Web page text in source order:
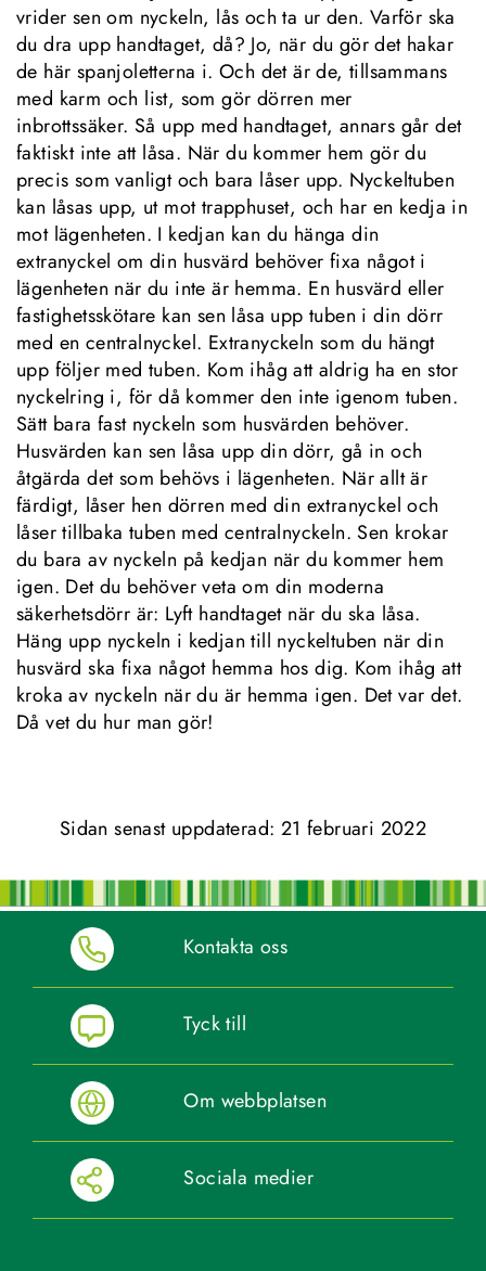
vrider sen om nyckeln, lås och ta ur den. Varför ska
du dra upp handtaget, då? Jo, när du gör det hakar
de här spanjoletterna i. Och det är de, tillsammans
med karm och list, som gör dörren mer
inbrottssäker. Så upp med handtaget, annars går det
faktiskt inte att låsa. När du kommer hem gör du
precis som vanligt och bara låser upp. Nyckeltuben
kan låsas upp, ut mot trapphuset, och har en kedja in
mot lägenheten. I kedjan kan du hänga din
extranyckel om din husvärd behöver fixa något i
lägenheten när du inte är hemma. En husvärd eller
fastighetsskötare kan sen låsa upp tuben i din dörr
med en centralnyckel. Extranyckeln som du hängt
upp följer med tuben. Kom ihåg att aldrig ha en stor
nyckelring i, för då kommer den inte igenom tuben.
Sätt bara fast nyckeln som husvärden behöver.
Husvärden kan sen låsa upp din dörr, gå in och
åtgärda det som behövs i lägenheten. När allt är
färdigt, låser hen dörren med din extranyckel och
låser tillbaka tuben med centralnyckeln. Sen krokar
du bara av nyckeln på kedjan när du kommer hem
igen. Det du behöver veta om din moderna
säkerhetsdörr är: Lyft handtaget när du ska låsa.
Häng upp nyckeln i kedjan till nyckeltuben när din
husvärd ska fixa något hemma hos dig. Kom ihåg att
kroka av nyckeln när du är hemma igen. Det var det.
Då vet du hur man gör!
Sidan senast uppdaterad: 21 februari 2022
Kontakta oss
Tyck till
Om webbplatsen
Sociala medier